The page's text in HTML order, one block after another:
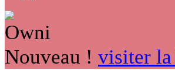
Nouveau ! visiter